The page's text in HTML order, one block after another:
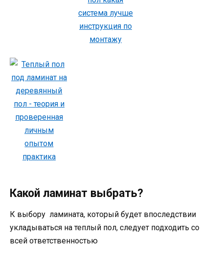
Какой ламинат выбрать?
К выбору ламината, который будет впоследствии
укладываться на теплый пол, следует подходить со
всей ответственностью